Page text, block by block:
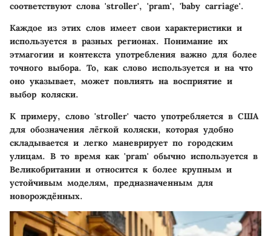
соответствуют слова 'stroller', 'pram', 'baby carriage'.
Каждое из этих слов имеет свои характеристики и
используется в разных регионах. Понимание их
этмагогии и контекста употребления важно для более
точного выбора. То, как слово используется и на что
оно указывает, может повлиять на восприятие и
выбор коляски.
К примеру, слово 'stroller' часто употребляется в США
для обозначения лёгкой коляски, которая удобно
складывается и легко маневрирует по городским
улицам. В то время как 'pram' обычно используется в
Великобритании и относится к более крупным и
устойчивым моделям, предназначенным для
новорождённых.